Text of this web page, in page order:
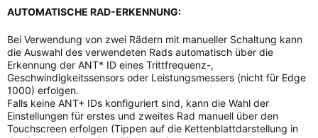
AUTOMATISCHE RAD-ERKENNUNG:
Bei Verwendung von zwei Rädern mit manueller Schaltung kann
die Auswahl des verwendeten Rads automatisch über die
Erkennung der ANT* ID eines Trittfrequenz-,
Geschwindigkeitssensors oder Leistungsmessers (nicht für Edge
1000) erfolgen.
Falls keine ANT+ IDs konfiguriert sind, kann die Wahl der
Einstellungen für erstes und zweites Rad manuell über den
Touchscreen erfolgen (Tippen auf die Kettenblattdarstellung in